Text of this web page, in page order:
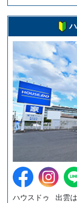
ハウスドゥ 出雲